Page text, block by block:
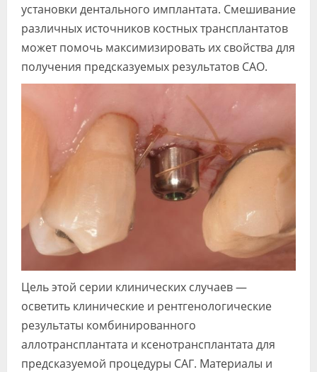
Специалисты
Галерея
Блоги
Лаборатории
установки дентального имплантата. Смешивание
различных источников костных трансплантатов
может помочь максимизировать их свойства для
получения предсказуемых результатов CАО.
Цель этой серии клинических случаев —
осветить клинические и рентгенологические
результаты комбинированного
аллотрансплантата и ксенотрансплантата для
предсказуемой процедуры САГ. Материалы и